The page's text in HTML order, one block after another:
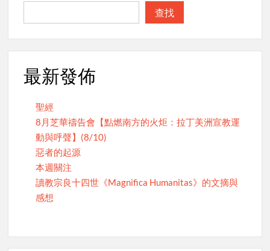
查找
最新發佈
聖經
8月芝華禱告會【點燃南方的火炬：拉丁美洲宣教運
動與呼聲】(8/10)
惡者的起源
本週關注
讀教宗良十四世《Magnifica Humanitas》的文摘與
感想